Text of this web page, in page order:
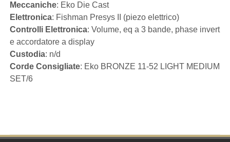
Meccaniche: Eko Die Cast
Elettronica: Fishman Presys II (piezo elettrico)
Controlli Elettronica: Volume, eq a 3 bande, phase invert
e accordatore a display
Custodia: n/d
Corde Consigliate: Eko BRONZE 11-52 LIGHT MEDIUM
SET/6